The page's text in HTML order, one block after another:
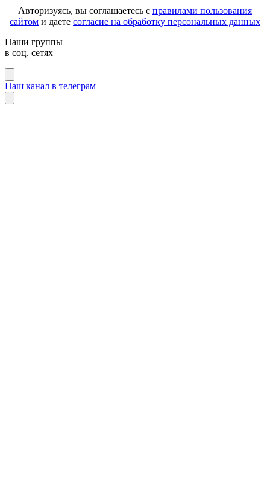
Авторизуясь, вы соглашаетесь с правилами пользования
сайтом и даете согласие на обработку персональных данных
Наши группы
в соц. сетях
Наш канал в телеграм